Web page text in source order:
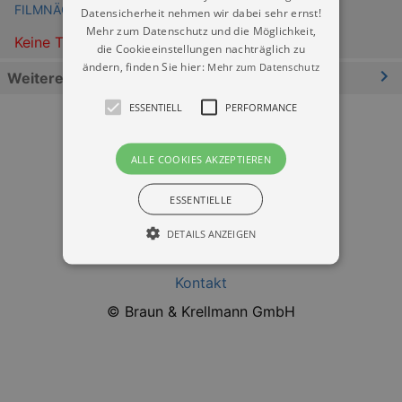
FILMNÄCHTE AM ELBUFER Dresden
Keine Termine
Weitere Informationen
Datenschutz
Kontakt
© Braun & Krellmann GmbH
Datensicherheit nehmen wir dabei sehr ernst!
Mehr zum Datenschutz und die Möglichkeit,
die Cookieeinstellungen nachträglich zu
ändern, finden Sie hier: Mehr zum Datenschutz
ESSENTIELL PERFORMANCE
ALLE COOKIES AKZEPTIEREN
ESSENTIELLE
DETAILS ANZEIGEN